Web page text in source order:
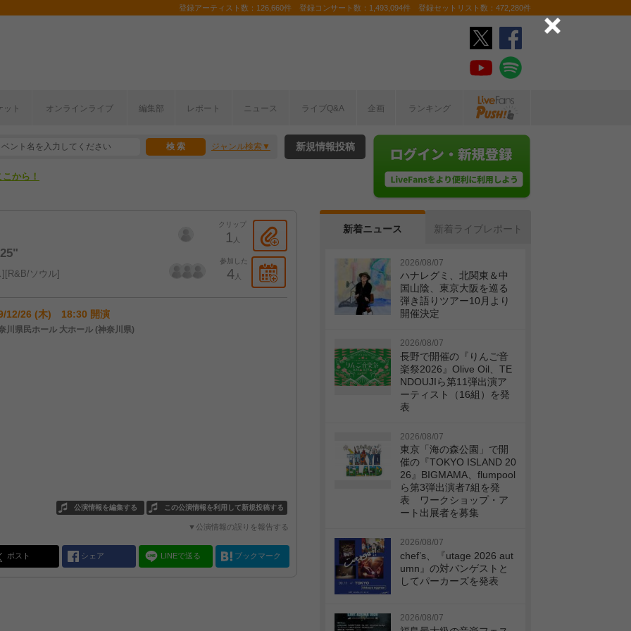
登録アーティスト数：126,660件 登録コンサート数：1,493,094件 登録セットリスト数：472,280件
ット オンラインライブ 編集部 レポート ニュース ライブQ&A 企画 ランキング
ジャンル検索
半期編発表！
から！
新規情報投稿
クリップ
1 人
参加した
4人
R&B/ソウル
12/26 (木) 18:30 開演
川県民ホール 大ホール (神奈川県)
この公演情報を利用して新規投稿する
公演情報を編集する
▼公演情報の誤りを報告する
ポスト シェア LINEで送る ブックマーク
新着ニュース 新着ライブレポート
2026/08/07
ハナレグミ、北関東＆中
国山陰、東京大阪を巡る
弾き語りツアー10月より
開催決定
2026/08/07
長野で開催の『りんご音
楽祭2026』Olive Oil、TE
NDOUJIら第11弾出演ア
ーティスト（16組）を発
表
2026/08/07
東京「海の森公園」で開
催の『TOKYO ISLAND 20
26』BIGMAMA、flumpool
ら第3弾出演者7組を発
表 ワークショップ・ア
ート出展者を募集
2026/08/07
chef’s、『utage 2026 aut
umn』の対バンゲストと
してパーカーズを発表
2026/08/07